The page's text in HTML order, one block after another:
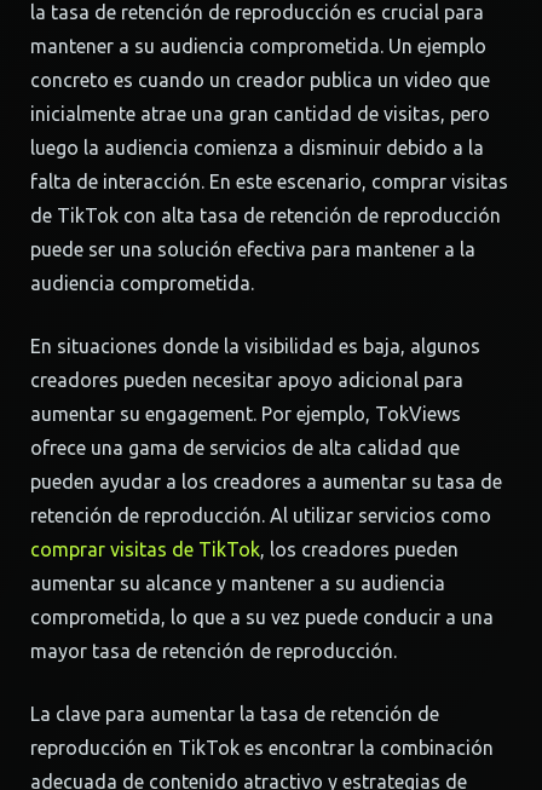
la tasa de retención de reproducción es crucial para
mantener a su audiencia comprometida. Un ejemplo
concreto es cuando un creador publica un video que
inicialmente atrae una gran cantidad de visitas, pero
luego la audiencia comienza a disminuir debido a la
falta de interacción. En este escenario, comprar visitas
de TikTok con alta tasa de retención de reproducción
puede ser una solución efectiva para mantener a la
audiencia comprometida.
En situaciones donde la visibilidad es baja, algunos
creadores pueden necesitar apoyo adicional para
aumentar su engagement. Por ejemplo, TokViews
ofrece una gama de servicios de alta calidad que
pueden ayudar a los creadores a aumentar su tasa de
retención de reproducción. Al utilizar servicios como
comprar visitas de TikTok, los creadores pueden
aumentar su alcance y mantener a su audiencia
comprometida, lo que a su vez puede conducir a una
mayor tasa de retención de reproducción.
La clave para aumentar la tasa de retención de
reproducción en TikTok es encontrar la combinación
adecuada de contenido atractivo y estrategias de